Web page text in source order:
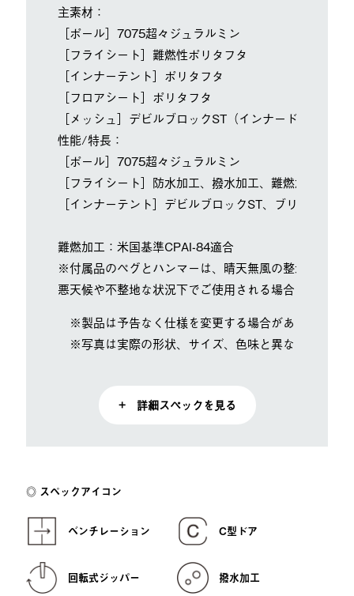
主素材：
［ポール］7075超々ジュラルミン
［フライシート］難燃性ポリタフタ
［インナーテント］ポリタフタ
［フロアシート］ポリタフタ
［メッシュ］デビルブロックST（インナードア）
性能/特長：
［ポール］7075超々ジュラルミン
［フライシート］防水加工、撥水加工、難燃加工、
［インナーテント］デビルブロックST、ブリーザブ
難燃加工：米国基準CPAI-84適合
※付属品のペグとハンマーは、晴天無風の整地された
悪天候や不整地な状況下でご使用される場合は、状況
※製品は予告なく仕様を変更する場合があります。
※写真は実際の形状、サイズ、色味と異なる場合が
+ 詳細スペックを見る
スペックアイコン
ベンチレーション C型ドア
回転式ジッパー 撥水加工